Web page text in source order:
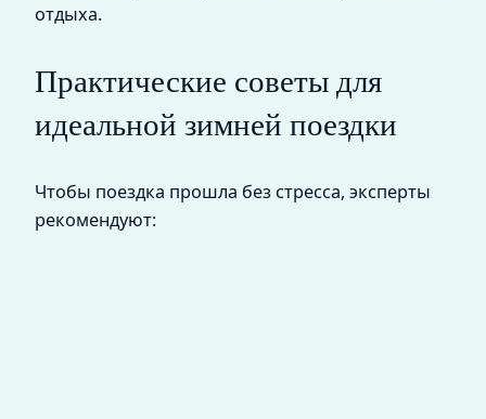
отдыха.
Практические советы для
идеальной зимней поездки
Чтобы поездка прошла без стресса, эксперты
рекомендуют: